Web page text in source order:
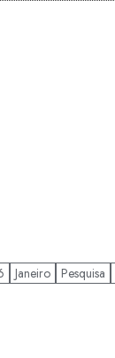
Janeiro Pesquisa